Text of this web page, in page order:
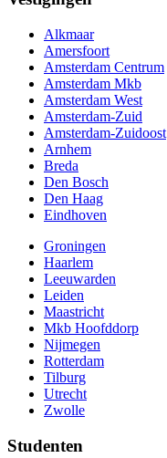
Alkmaar
Amersfoort
Amsterdam Centrum
Amsterdam Mkb
Amsterdam West
Amsterdam-Zuid
Amsterdam-Zuidoost
Arnhem
Breda
Den Bosch
Den Haag
Eindhoven
Groningen
Haarlem
Leeuwarden
Leiden
Maastricht
Mkb Hoofddorp
Nijmegen
Rotterdam
Tilburg
Utrecht
Zwolle
Studenten